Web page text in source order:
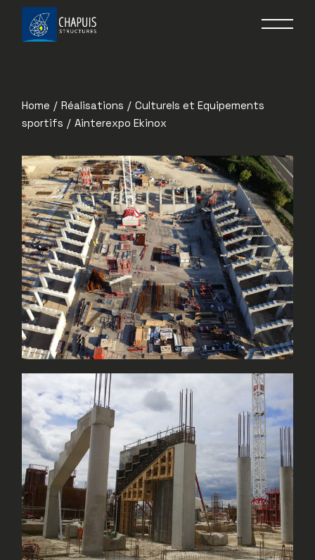
Home Réalisations
Culturels et Equipements
sportifs
Ainterexpo Ekinox